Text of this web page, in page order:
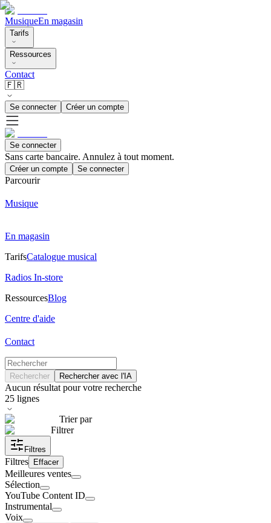
MusiqueEn magasin
Tarifs
Ressources
Contact
🇫🇷
Se connecter Créer un compte
Se connecter
Sans carte bancaire. Annulez à tout moment.
Créer un compte Se connecter
Parcourir
Musique
En magasin
TarifsCatalogue musical
Radios In-store
RessourcesBlog
Centre d'aide
Contact
Rechercher Rechercher avec l'IA
Aucun résultat pour votre recherche
25 lignes
Trier par
Filtrer
Filtres
Filtres Effacer
Meilleures ventes
Sélection
YouTube Content ID
Instrumental
Voix